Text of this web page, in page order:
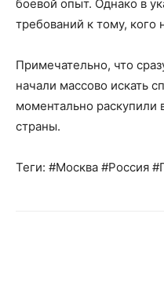
боевой опыт. Однако в
требований к тому, кого
Примечательно, что
начали массово искать
моментально раскупили
страны.
Теги: #Москва #Россия